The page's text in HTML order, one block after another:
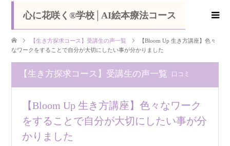
心に花咲く®学校│AI絵本療法コース
【生き方探求コース】受講生の声一覧
【Bloom Up 生き方講座】色々
なワークをすることで自分が大切にしたい事が分かりました
【生き方探求コース】受講生の声一覧 口コミ
【Bloom Up 生き方講座】色々なワーク
をすることで自分が大切にしたい事が分
かりました